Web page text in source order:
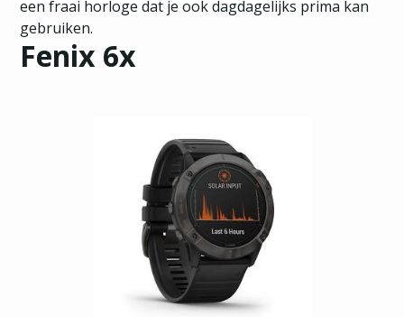
een fraai horloge dat je ook dagdagelijks prima kan
gebruiken.
Fenix 6x